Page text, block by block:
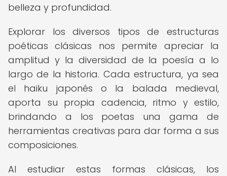
belleza y profundidad.
Explorar los diversos tipos de estructuras
poéticas clásicas nos permite apreciar la
amplitud y la diversidad de la poesía a lo
largo de la historia. Cada estructura, ya sea
el haiku japonés o la balada medieval,
aporta su propia cadencia, ritmo y estilo,
brindando a los poetas una gama de
herramientas creativas para dar forma a sus
composiciones.
Al estudiar estas formas clásicas, los